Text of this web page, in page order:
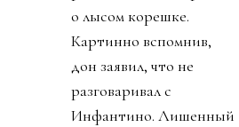
о лысом корешке.
Картинно вспомнив,
дон заявил, что не
разговаривал с
Инфантино. Лишенный